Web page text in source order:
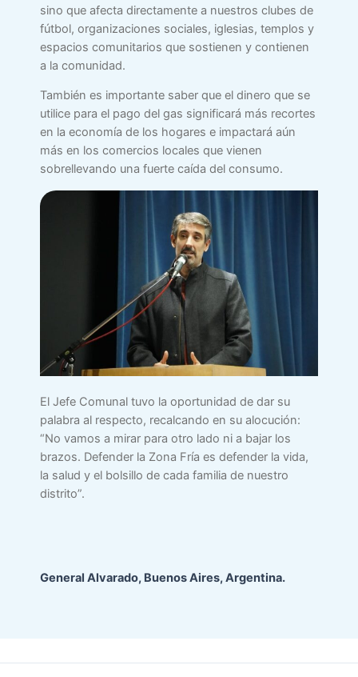
sino que afecta directamente a nuestros clubes de
fútbol, organizaciones sociales, iglesias, templos y
espacios comunitarios que sostienen y contienen
a la comunidad.
También es importante saber que el dinero que se
utilice para el pago del gas significará más recortes
en la economía de los hogares e impactará aún
más en los comercios locales que vienen
sobrellevando una fuerte caída del consumo.
El Jefe Comunal tuvo la oportunidad de dar su
palabra al respecto, recalcando en su alocución:
“No vamos a mirar para otro lado ni a bajar los
brazos. Defender la Zona Fría es defender la vida,
la salud y el bolsillo de cada familia de nuestro
distrito”.
General Alvarado, Buenos Aires, Argentina.